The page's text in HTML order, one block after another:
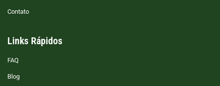
Contato
Links Rápidos
FAQ
Blog